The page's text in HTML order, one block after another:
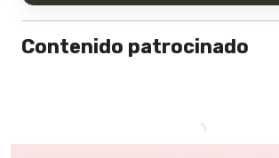
Contenido patrocinado